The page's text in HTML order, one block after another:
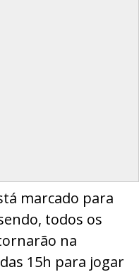
marcado para
todos os
na
15h para jogar